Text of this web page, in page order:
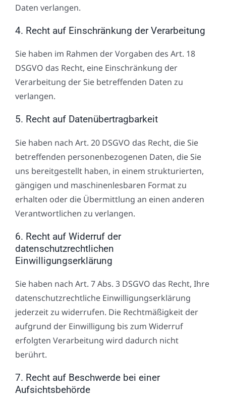
Daten verlangen.
4. Recht auf Einschränkung der Verarbeitung
Sie haben im Rahmen der Vorgaben des Art. 18
DSGVO das Recht, eine Einschränkung der
Verarbeitung der Sie betreffenden Daten zu
verlangen.
5. Recht auf Datenübertragbarkeit
Sie haben nach Art. 20 DSGVO das Recht, die Sie
betreffenden personenbezogenen Daten, die Sie
uns bereitgestellt haben, in einem strukturierten,
gängigen und maschinenlesbaren Format zu
erhalten oder die Übermittlung an einen anderen
Verantwortlichen zu verlangen.
6. Recht auf Widerruf der
datenschutzrechtlichen
Einwilligungserklärung
Sie haben nach Art. 7 Abs. 3 DSGVO das Recht, Ihre
datenschutzrechtliche Einwilligungserklärung
jederzeit zu widerrufen. Die Rechtmäßigkeit der
aufgrund der Einwilligung bis zum Widerruf
erfolgten Verarbeitung wird dadurch nicht
berührt.
7. Recht auf Beschwerde bei einer
Aufsichtsbehörde